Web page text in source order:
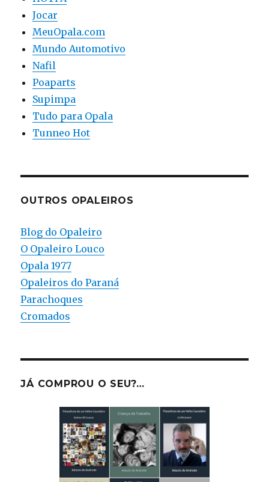
Jocar
MeuOpala.com
Mundo Automotivo
Nafil
Poaparts
Supimpa
Tudo para Opala
Tunneo Hot
OUTROS OPALEIROS
Blog do Opaleiro
O Opaleiro Louco
Opala 1977
Opaleiros do Paraná
Parachoques
Cromados
JÁ COMPROU O SEU?…